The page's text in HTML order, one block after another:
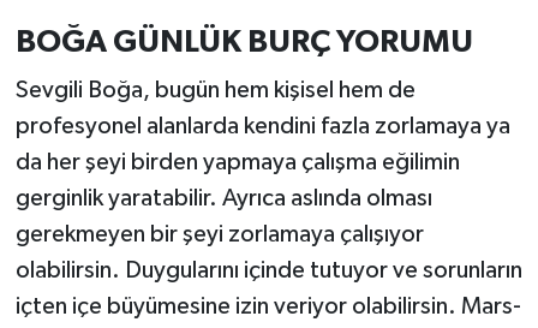
BOĞA GÜNLÜK BURÇ YORUMU
Sevgili Boğa, bugün hem kişisel hem de
profesyonel alanlarda kendini fazla zorlamaya ya
da her şeyi birden yapmaya çalışma eğilimin
gerginlik yaratabilir. Ayrıca aslında olması
gerekmeyen bir şeyi zorlamaya çalışıyor
olabilirsin. Duygularını içinde tutuyor ve sorunların
içten içe büyümesine izin veriyor olabilirsin. Mars-